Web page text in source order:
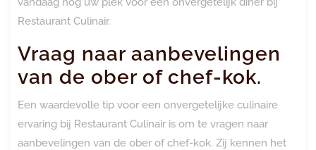
Restaurant Culinair.
Vraag naar aanbevelingen
van de ober of chef-kok.
Een waardevolle tip voor een onvergetelijke culinaire
ervaring bij Restaurant Culinair is om te vragen naar
aanbevelingen van de ober of chef-kok. Zij kennen het